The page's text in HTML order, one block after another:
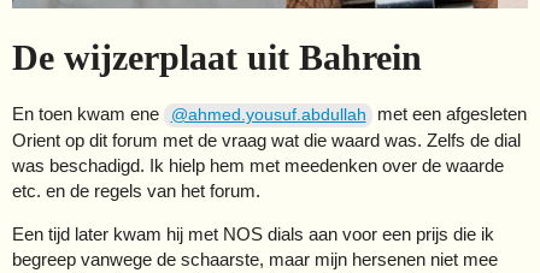
De wijzerplaat uit Bahrein
En toen kwam ene @ahmed.yousuf.abdullah
met een afgesleten
Orient op dit forum met de vraag wat die waard was. Zelfs de dial
was beschadigd. Ik hielp hem met meedenken over de waarde
etc. en de regels van het forum.
Een tijd later kwam hij met NOS dials aan voor een prijs die ik
begreep vanwege de schaarste, maar mijn hersenen niet mee